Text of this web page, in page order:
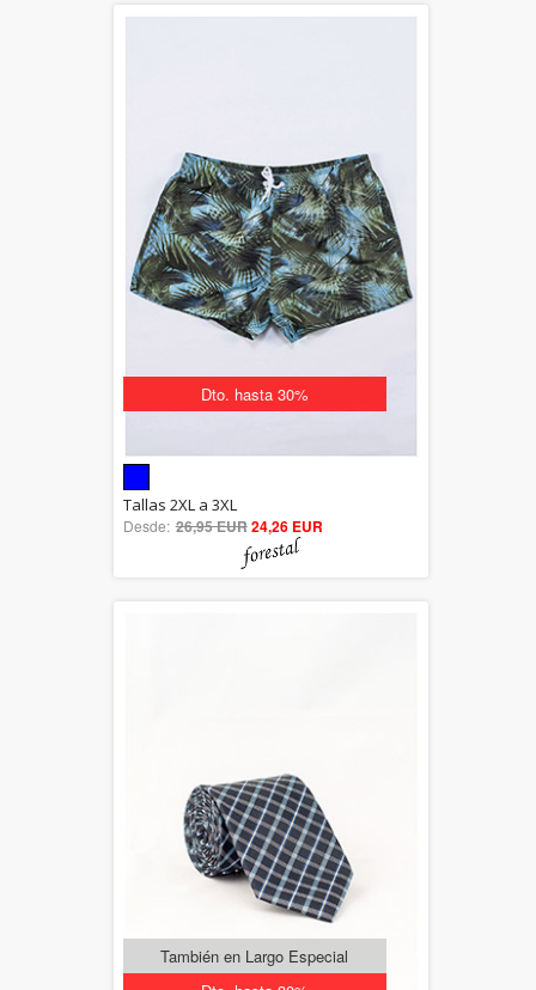
Dto. hasta 30%
5.00
out of 5
Tallas 2XL a 3XL
Desde: 26,95 EUR24,26 EUR
También en Largo Especial